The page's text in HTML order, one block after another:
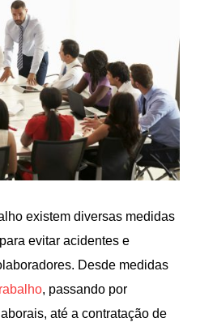
existem diversas medidas
evitar acidentes e
Desde medidas
, passando por
até a contratação de